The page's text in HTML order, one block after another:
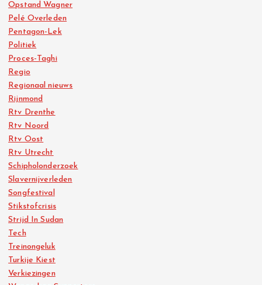
Opstand Wagner
Pelé Overleden
Pentagon-Lek
Politiek
Proces-Taghi
Regio
Regionaal nieuws
Rijnmond
Rtv Drenthe
Rtv Noord
Rtv Oost
Rtv Utrecht
Schipholonderzoek
Slavernijverleden
Songfestival
Stikstofcrisis
Strijd In Sudan
Tech
Treinongeluk
Turkije Kiest
Verkiezingen